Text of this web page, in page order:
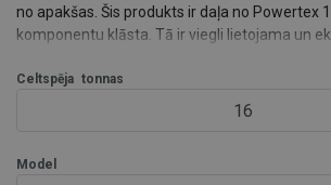
no apakšas. Šis produkts ir daļa no Powertex
komponentu klāsta. Tā ir viegli lietojama un
- Konteinera āķis Kreisais un Labais ir
Celtspēja tonnas
16
Model